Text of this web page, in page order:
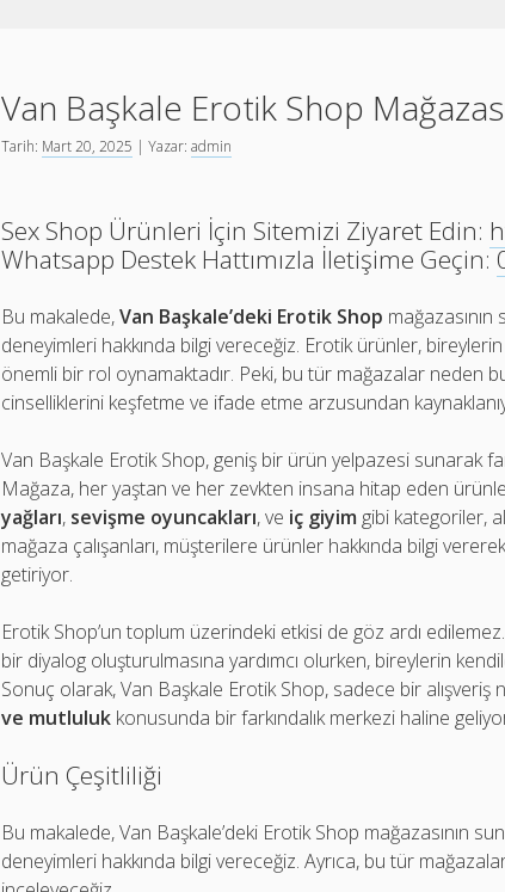
Van Başkale Erotik Shop
Tarih: Mart 20, 2025 | Yazar:admin
Sex Shop Ürünleri İçin Sitemizi Ziyaret Edin:
Whatsapp Destek Hattımızla İletişime Geçin:
Bu makalede,Van Başkale’deki Erotik Shop
deneyimleri hakkında bilgi vereceğiz. Erotik ürünler,
önemli bir rol oynamaktadır. Peki, bu tür mağazalar neden
cinselliklerini keşfetme ve ifade etme arzusundan
Van Başkale Erotik Shop, geniş bir ürün yelpazesi sunarak
Mağaza, her yaştan ve her zevkten insana hitap eden
yağları, sevişme oyuncakları, ve iç giyim gibi kategoriler,
mağaza çalışanları, müşterilere ürünler hakkında bilgi
getiriyor.
Erotik Shop’un toplum üzerindeki etkisi de göz ardı
bir diyalog oluşturulmasına yardımcı olurken, bireylerin
Sonuç olarak, Van Başkale Erotik Shop, sadece bir alışveriş
ve mutluluk konusunda bir farkındalık merkezi haline
Ürün Çeşitliliği
Bu makalede, Van Başkale’deki Erotik Shop mağazasının
deneyimleri hakkında bilgi vereceğiz. Ayrıca, bu tür